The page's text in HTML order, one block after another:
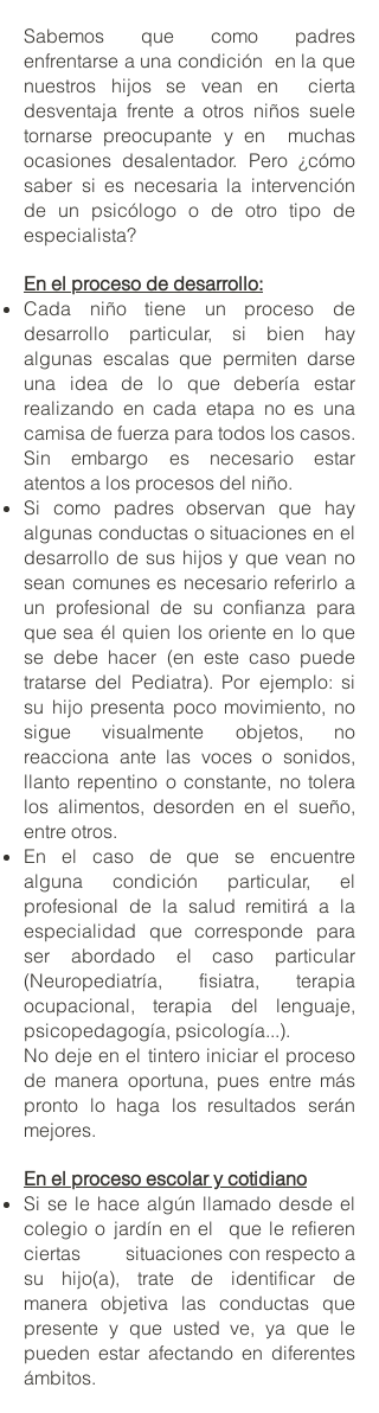
Sabemos que como padres
enfrentarse a una condición en la que
nuestros hijos se vean en cierta
desventaja frente a otros niños suele
tornarse preocupante y en muchas
ocasiones desalentador. Pero ¿cómo
saber si es necesaria la intervención
de un psicólogo o de otro tipo de
especialista?
En el proceso de desarrollo:
Cada niño tiene un proceso de
desarrollo particular, si bien hay
algunas escalas que permiten darse
una idea de lo que debería estar
realizando en cada etapa no es una
camisa de fuerza para todos los casos.
Sin embargo es necesario estar
atentos a los procesos del niño.
Si como padres observan que hay
algunas conductas o situaciones en el
desarrollo de sus hijos y que vean no
sean comunes es necesario referirlo a
un profesional de su confianza para
que sea él quien los oriente en lo que
se debe hacer (en este caso puede
tratarse del Pediatra). Por ejemplo: si
su hijo presenta poco movimiento, no
sigue visualmente objetos, no
reacciona ante las voces o sonidos,
llanto repentino o constante, no tolera
los alimentos, desorden en el sueño,
entre otros.
En el caso de que se encuentre
alguna condición particular, el
profesional de la salud remitirá a la
especialidad que corresponde para
ser abordado el caso particular
(Neuropediatría, fisiatra, terapia
ocupacional, terapia del lenguaje,
psicopedagogía, psicología...).
No deje en el tintero iniciar el proceso
de manera oportuna, pues entre más
pronto lo haga los resultados serán
mejores.
En el proceso escolar y cotidiano
Si se le hace algún llamado desde el
colegio o jardín en el que le refieren
ciertas situaciones con respecto a
su hijo(a), trate de identificar de
manera objetiva las conductas que
presente y que usted ve, ya que le
pueden estar afectando en diferentes
ámbitos.